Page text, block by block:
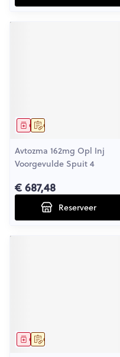
Op voorschrift
Geneesmiddel
Avtozma 162mg Opl Inj
Voorgevulde Spuit 4
€ 687,48
Reserveer
Op voorschrift
Geneesmiddel